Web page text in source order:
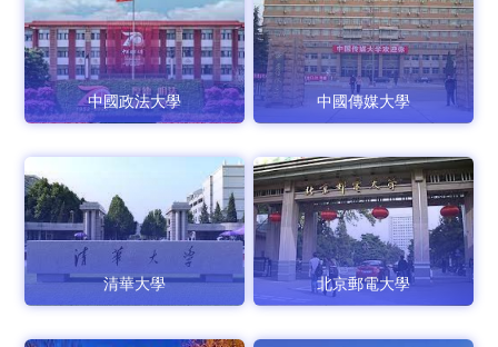
中國政法大學 中國傳媒大學
清華大學 北京郵電大學